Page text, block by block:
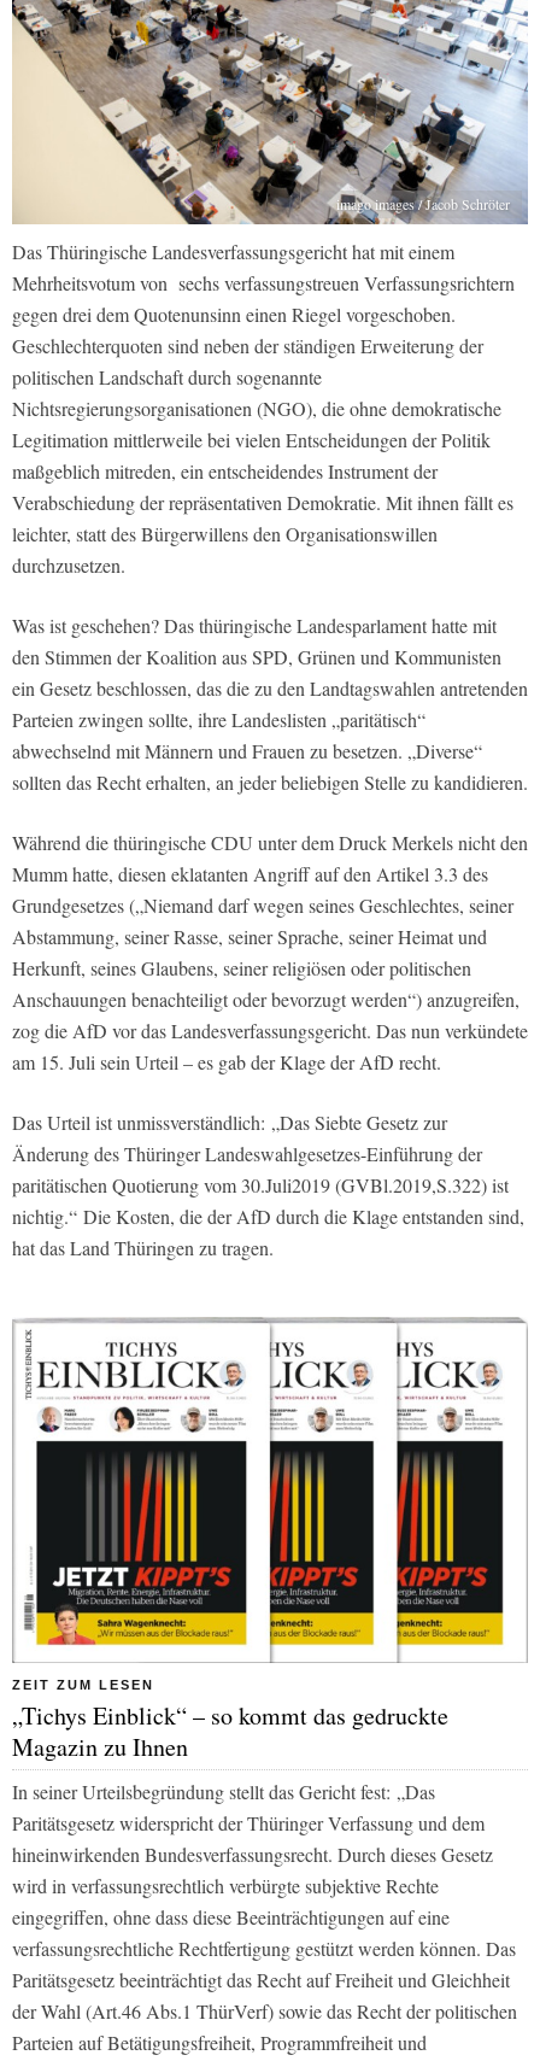
imago images / Jacob Schröter
Das Thüringische Landesverfassungsgericht hat mit einem
Mehrheitsvotum von sechs verfassungstreuen Verfassungsrichtern
gegen drei dem Quotenunsinn einen Riegel vorgeschoben.
Geschlechterquoten sind neben der ständigen Erweiterung der
politischen Landschaft durch sogenannte
Nichtsregierungsorganisationen (NGO), die ohne demokratische
Legitimation mittlerweile bei vielen Entscheidungen der Politik
maßgeblich mitreden, ein entscheidendes Instrument der
Verabschiedung der repräsentativen Demokratie. Mit ihnen fällt es
leichter, statt des Bürgerwillens den Organisationswillen
durchzusetzen.
Was ist geschehen? Das thüringische Landesparlament hatte mit
den Stimmen der Koalition aus SPD, Grünen und Kommunisten
ein Gesetz beschlossen, das die zu den Landtagswahlen antretenden
Parteien zwingen sollte, ihre Landeslisten „paritätisch“
abwechselnd mit Männern und Frauen zu besetzen. „Diverse“
sollten das Recht erhalten, an jeder beliebigen Stelle zu kandidieren.
Während die thüringische CDU unter dem Druck Merkels nicht den
Mumm hatte, diesen eklatanten Angriff auf den Artikel 3.3 des
Grundgesetzes („Niemand darf wegen seines Geschlechtes, seiner
Abstammung, seiner Rasse, seiner Sprache, seiner Heimat und
Herkunft, seines Glaubens, seiner religiösen oder politischen
Anschauungen benachteiligt oder bevorzugt werden“) anzugreifen,
zog die AfD vor das Landesverfassungsgericht. Das nun verkündete
am 15. Juli sein Urteil – es gab der Klage der AfD recht.
Das Urteil ist unmissverständlich: „Das Siebte Gesetz zur
Änderung des Thüringer Landeswahlgesetzes-Einführung der
paritätischen Quotierung vom 30.Juli2019 (GVBl.2019,S.322) ist
nichtig.“ Die Kosten, die der AfD durch die Klage entstanden sind,
hat das Land Thüringen zu tragen.
ZEIT ZUM LESEN
„Tichys Einblick“ – so kommt das gedruckte
Magazin zu Ihnen
In seiner Urteilsbegründung stellt das Gericht fest: „Das
Paritätsgesetz widerspricht der Thüringer Verfassung und dem
hineinwirkenden Bundesverfassungsrecht. Durch dieses Gesetz
wird in verfassungsrechtlich verbürgte subjektive Rechte
eingegriffen, ohne dass diese Beeinträchtigungen auf eine
verfassungsrechtliche Rechtfertigung gestützt werden können. Das
Paritätsgesetz beeinträchtigt das Recht auf Freiheit und Gleichheit
der Wahl (Art.46 Abs.1 ThürVerf) sowie das Recht der politischen
Parteien auf Betätigungsfreiheit, Programmfreiheit und